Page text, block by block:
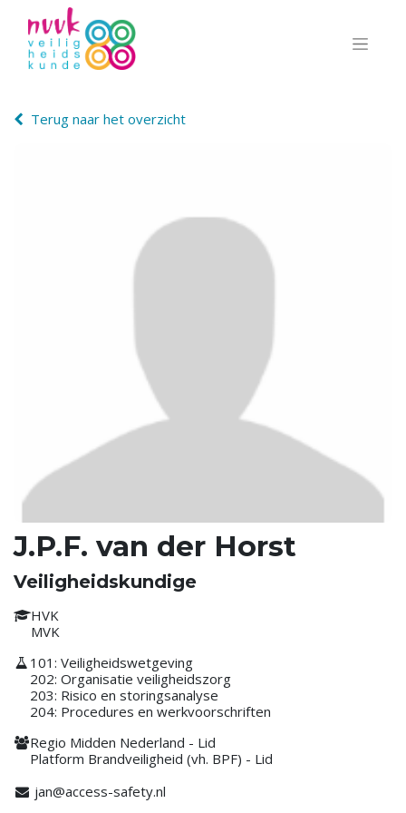
Terug naar het overzicht
J.P.F. van der Horst
Veiligheidskundige
HVK
MVK
101: Veiligheidswetgeving
202: Organisatie veiligheidszorg
203: Risico en storingsanalyse
204: Procedures en werkvoorschriften
Regio Midden Nederland - Lid
Platform Brandveiligheid (vh. BPF) - Lid
jan@access-safety.nl